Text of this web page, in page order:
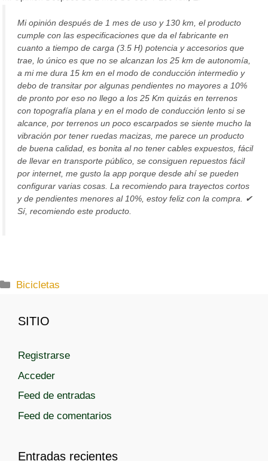
Mi opinión después de 1 mes de uso y 130 km, el producto
cumple con las especificaciones que da el fabricante en
cuanto a tiempo de carga (3.5 H) potencia y accesorios que
trae, lo único es que no se alcanzan los 25 km de autonomía,
a mi me dura 15 km en el modo de conducción intermedio y
debo de transitar por algunas pendientes no mayores a 10%
de pronto por eso no llego a los 25 Km quizás en terrenos
con topografía plana y en el modo de conducción lento si se
alcance, por terrenos un poco escarpados se siente mucho la
vibración por tener ruedas macizas, me parece un producto
de buena calidad, es bonita al no tener cables expuestos, fácil
de llevar en transporte público, se consiguen repuestos fácil
por internet, me gusto la app porque desde ahí se pueden
configurar varias cosas. La recomiendo para trayectos cortos
y de pendientes menores al 10%, estoy feliz con la compra. ✔
Sí, recomiendo este producto.
C
e
o
r
s
Bicicletas
SITIO
Registrarse
Acceder
Feed de entradas
Feed de comentarios
Entradas recientes